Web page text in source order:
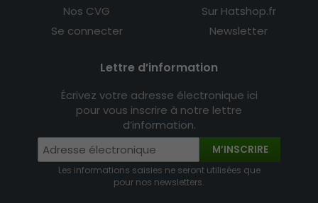
Nos CVG
Se connecter
Sur Hatshop.fr
Newsletter
Lettre d’information
Écrivez votre adresse électronique ici
pour vous inscrire à notre lettre
d’information.
M’INSCRIRE
Les informations saisies ne seront utilisées que
pour nos newsletters.